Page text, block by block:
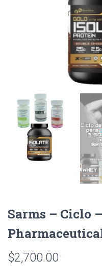
Sarms – Ciclo
$2,700.00